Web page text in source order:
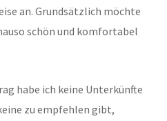
an. Grundsätzlich möchte
schön und komfortabel
habe ich keine Unterkünfte
zu empfehlen gibt,